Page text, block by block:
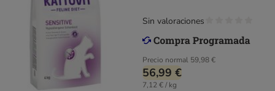
Precio normal 59,98 €
56,99 €
7,12 € / kg
Sin valoraciones